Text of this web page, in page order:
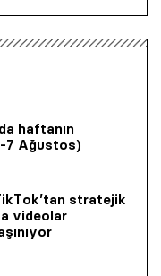
haftanın
7 Ağustos)
stratejik
videolar